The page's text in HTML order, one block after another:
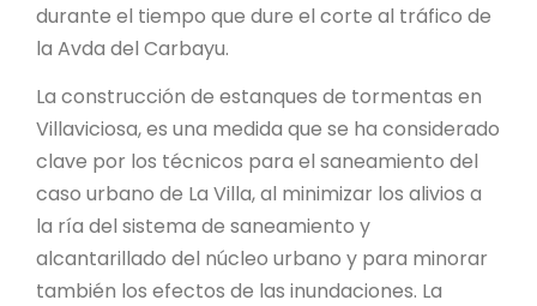
durante el tiempo que dure el corte al tráfico de
la Avda del Carbayu.
La construcción de estanques de tormentas en
Villaviciosa, es una medida que se ha considerado
clave por los técnicos para el saneamiento del
caso urbano de La Villa, al minimizar los alivios a
la ría del sistema de saneamiento y
alcantarillado del núcleo urbano y para minorar
también los efectos de las inundaciones. La